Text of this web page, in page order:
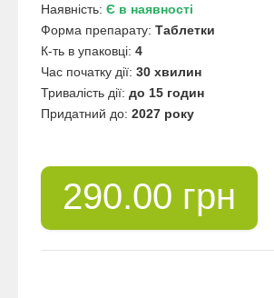
Наявність: Є в наявності
Форма препарату: Таблетки
К-ть в упаковці: 4
Час початку дії: 30 хвилин
Тривалість дії: до 15 годин
Придатний до: 2027 року
290.00 грн